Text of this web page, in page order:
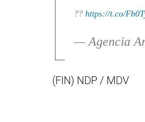
?? https://t.co/
— Agencia
(FIN) NDP / MDV